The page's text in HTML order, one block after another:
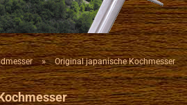
» Original japanische Kochmesser